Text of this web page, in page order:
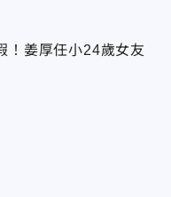
！姜厚任小24歲女友